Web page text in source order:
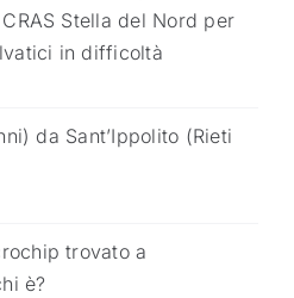
Stella del Nord per
in difficoltà
da Sant’Ippolito (Rieti
trovato a
è?